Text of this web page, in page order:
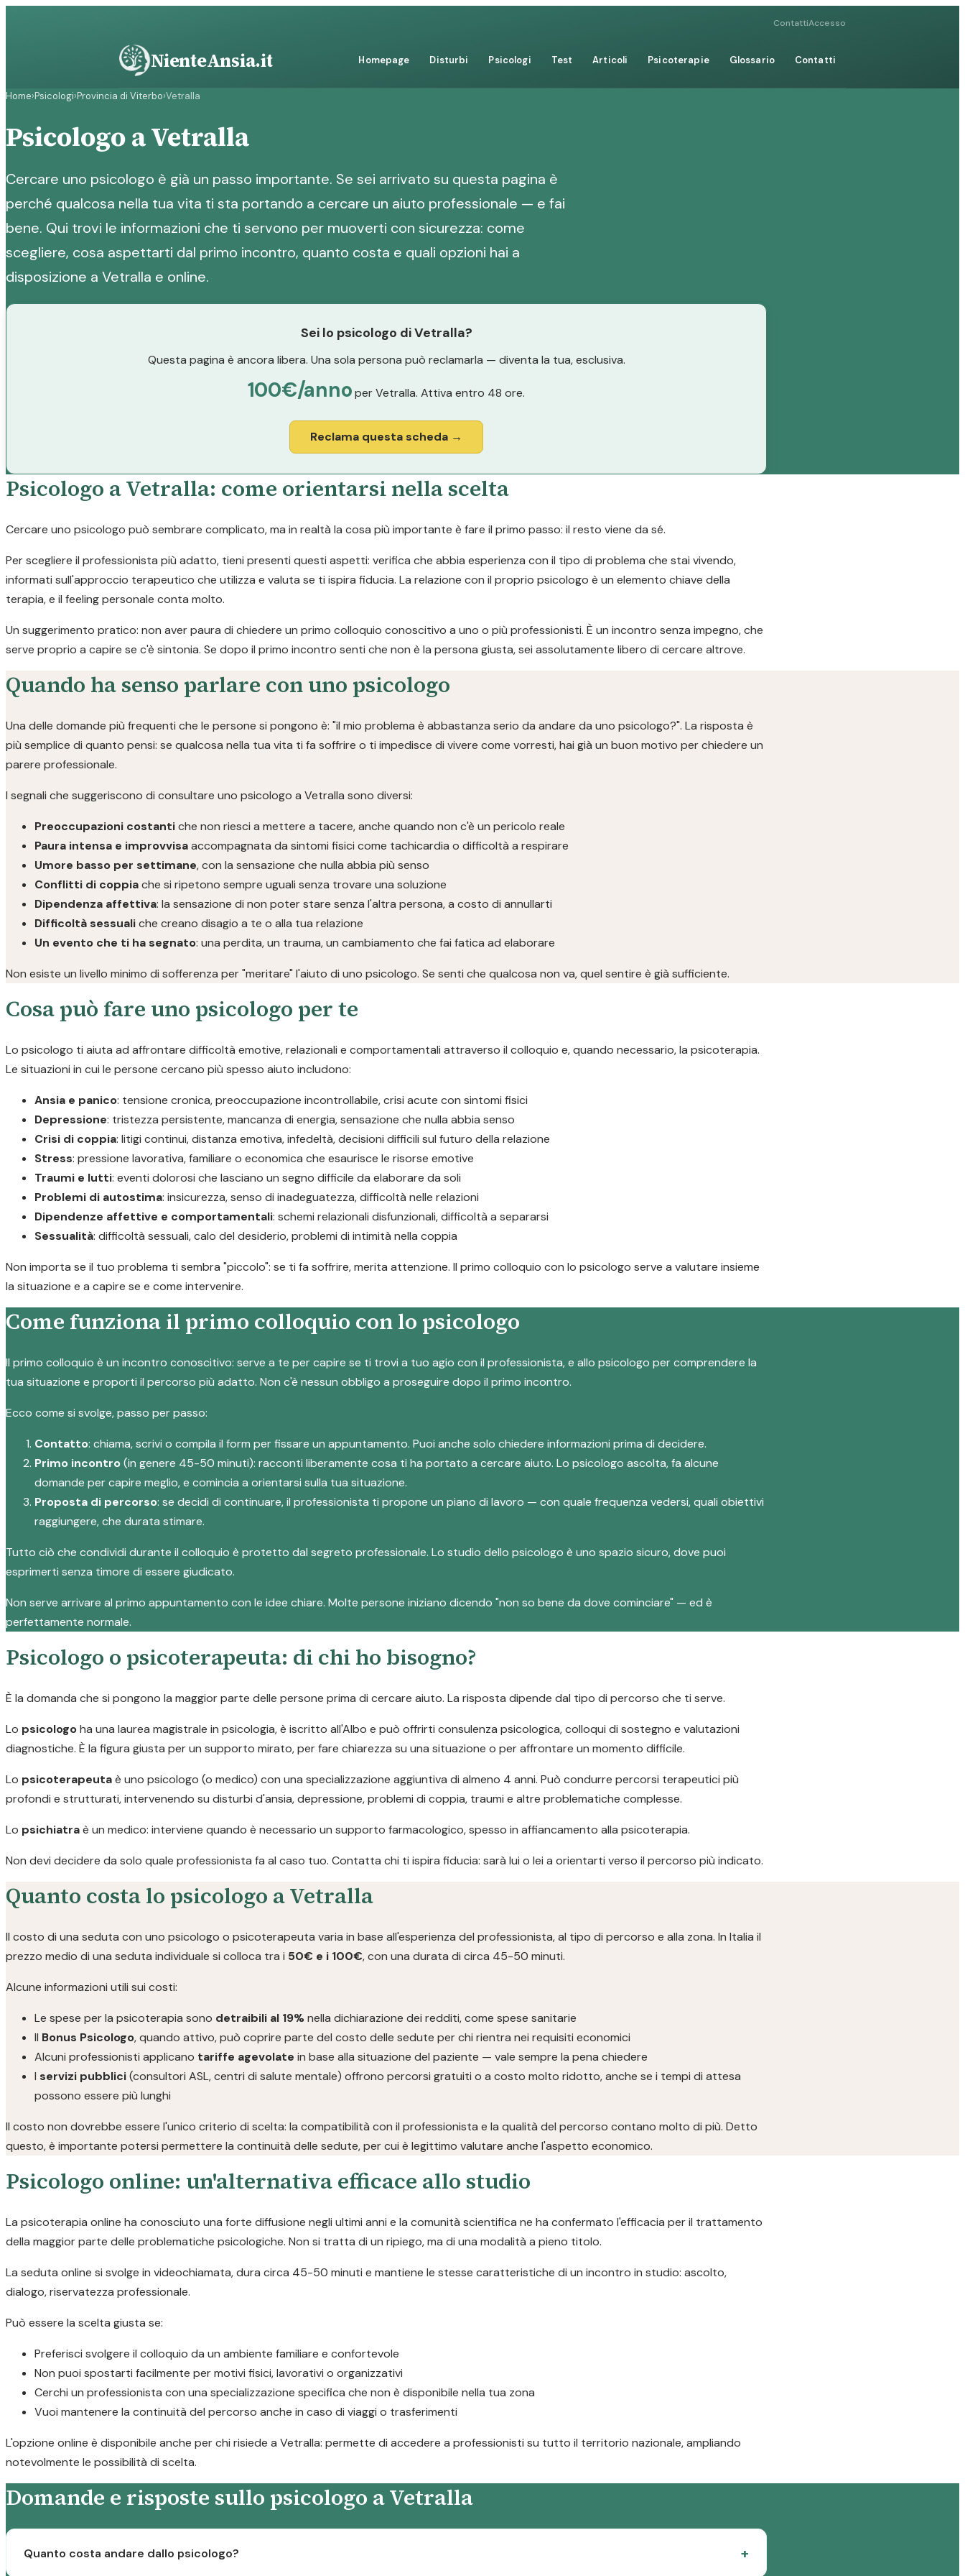
ContattiAccesso
NienteAnsia.it Homepage Disturbi Psicologi Test Articoli Psicoterapie Glossario Contatti
Home›Psicologi›Provincia di Viterbo›Vetralla
Psicologo a Vetralla
Cercare uno psicologo è già un passo importante. Se sei arrivato su questa pagina è
perché qualcosa nella tua vita ti sta portando a cercare un aiuto professionale — e fai
bene. Qui trovi le informazioni che ti servono per muoverti con sicurezza: come
scegliere, cosa aspettarti dal primo incontro, quanto costa e quali opzioni hai a
disposizione a Vetralla e online.
Sei lo psicologo di Vetralla?
Questa pagina è ancora libera. Una sola persona può reclamarla — diventa la tua, esclusiva.
100€/annoper Vetralla. Attiva entro 48 ore.
Reclama questa scheda →
Psicologo a Vetralla: come orientarsi nella scelta
Cercare uno psicologo può sembrare complicato, ma in realtà la cosa più importante è fare il primo passo: il resto viene da sé.
Per scegliere il professionista più adatto, tieni presenti questi aspetti: verifica che abbia esperienza con il tipo di problema che stai vivendo,
informati sull'approccio terapeutico che utilizza e valuta se ti ispira fiducia. La relazione con il proprio psicologo è un elemento chiave della
terapia, e il feeling personale conta molto.
Un suggerimento pratico: non aver paura di chiedere un primo colloquio conoscitivo a uno o più professionisti. È un incontro senza impegno, che
serve proprio a capire se c'è sintonia. Se dopo il primo incontro senti che non è la persona giusta, sei assolutamente libero di cercare altrove.
Quando ha senso parlare con uno psicologo
Una delle domande più frequenti che le persone si pongono è: "il mio problema è abbastanza serio da andare da uno psicologo?". La risposta è
più semplice di quanto pensi: se qualcosa nella tua vita ti fa soffrire o ti impedisce di vivere come vorresti, hai già un buon motivo per chiedere un
parere professionale.
I segnali che suggeriscono di consultare uno psicologo a Vetralla sono diversi:
Preoccupazioni costantiche non riesci a mettere a tacere, anche quando non c'è un pericolo reale
Paura intensa e improvvisaaccompagnata da sintomi fisici come tachicardia o difficoltà a respirare
Umore basso per settimane, con la sensazione che nulla abbia più senso
Conflitti di coppiache si ripetono sempre uguali senza trovare una soluzione
Dipendenza affettiva: la sensazione di non poter stare senza l'altra persona, a costo di annullarti
Difficoltà sessualiche creano disagio a te o alla tua relazione
Un evento che ti ha segnato: una perdita, un trauma, un cambiamento che fai fatica ad elaborare
Non esiste un livello minimo di sofferenza per "meritare" l'aiuto di uno psicologo. Se senti che qualcosa non va, quel sentire è già sufficiente.
Cosa può fare uno psicologo per te
Lo psicologo ti aiuta ad affrontare difficoltà emotive, relazionali e comportamentali attraverso il colloquio e, quando necessario, la psicoterapia.
Le situazioni in cui le persone cercano più spesso aiuto includono:
Ansia e panico: tensione cronica, preoccupazione incontrollabile, crisi acute con sintomi fisici
Depressione: tristezza persistente, mancanza di energia, sensazione che nulla abbia senso
Crisi di coppia: litigi continui, distanza emotiva, infedeltà, decisioni difficili sul futuro della relazione
Stress: pressione lavorativa, familiare o economica che esaurisce le risorse emotive
Traumi e lutti: eventi dolorosi che lasciano un segno difficile da elaborare da soli
Problemi di autostima: insicurezza, senso di inadeguatezza, difficoltà nelle relazioni
Dipendenze affettive e comportamentali: schemi relazionali disfunzionali, difficoltà a separarsi
Sessualità: difficoltà sessuali, calo del desiderio, problemi di intimità nella coppia
Non importa se il tuo problema ti sembra "piccolo": se ti fa soffrire, merita attenzione. Il primo colloquio con lo psicologo serve a valutare insieme
la situazione e a capire se e come intervenire.
Come funziona il primo colloquio con lo psicologo
Il primo colloquio è un incontro conoscitivo: serve a te per capire se ti trovi a tuo agio con il professionista, e allo psicologo per comprendere la
tua situazione e proporti il percorso più adatto. Non c'è nessun obbligo a proseguire dopo il primo incontro.
Ecco come si svolge, passo per passo:
Contatto: chiama, scrivi o compila il form per fissare un appuntamento. Puoi anche solo chiedere informazioni prima di decidere.
Primo incontro(in genere 45-50 minuti): racconti liberamente cosa ti ha portato a cercare aiuto. Lo psicologo ascolta, fa alcune
domande per capire meglio, e comincia a orientarsi sulla tua situazione.
Proposta di percorso: se decidi di continuare, il professionista ti propone un piano di lavoro — con quale frequenza vedersi, quali obiettivi
raggiungere, che durata stimare.
Tutto ciò che condividi durante il colloquio è protetto dal segreto professionale. Lo studio dello psicologo è uno spazio sicuro, dove puoi
esprimerti senza timore di essere giudicato.
Non serve arrivare al primo appuntamento con le idee chiare. Molte persone iniziano dicendo "non so bene da dove cominciare" — ed è
perfettamente normale.
Psicologo o psicoterapeuta: di chi ho bisogno?
È la domanda che si pongono la maggior parte delle persone prima di cercare aiuto. La risposta dipende dal tipo di percorso che ti serve.
Lo psicologoha una laurea magistrale in psicologia, è iscritto all'Albo e può offrirti consulenza psicologica, colloqui di sostegno e valutazioni
diagnostiche. È la figura giusta per un supporto mirato, per fare chiarezza su una situazione o per affrontare un momento difficile.
Lo psicoterapeutaè uno psicologo (o medico) con una specializzazione aggiuntiva di almeno 4 anni. Può condurre percorsi terapeutici più
profondi e strutturati, intervenendo su disturbi d'ansia, depressione, problemi di coppia, traumi e altre problematiche complesse.
Lo psichiatraè un medico: interviene quando è necessario un supporto farmacologico, spesso in affiancamento alla psicoterapia.
Non devi decidere da solo quale professionista fa al caso tuo. Contatta chi ti ispira fiducia: sarà lui o lei a orientarti verso il percorso più indicato.
Quanto costa lo psicologo a Vetralla
Il costo di una seduta con uno psicologo o psicoterapeuta varia in base all'esperienza del professionista, al tipo di percorso e alla zona. In Italia il
prezzo medio di una seduta individuale si colloca tra i 50€ e i 100€, con una durata di circa 45-50 minuti.
Alcune informazioni utili sui costi:
Le spese per la psicoterapia sono detraibili al 19%nella dichiarazione dei redditi, come spese sanitarie
Il Bonus Psicologo, quando attivo, può coprire parte del costo delle sedute per chi rientra nei requisiti economici
Alcuni professionisti applicano tariffe agevolate in base alla situazione del paziente — vale sempre la pena chiedere
I servizi pubblici(consultori ASL, centri di salute mentale) offrono percorsi gratuiti o a costo molto ridotto, anche se i tempi di attesa
possono essere più lunghi
Il costo non dovrebbe essere l'unico criterio di scelta: la compatibilità con il professionista e la qualità del percorso contano molto di più. Detto
questo, è importante potersi permettere la continuità delle sedute, per cui è legittimo valutare anche l'aspetto economico.
Psicologo online: un'alternativa efficace allo studio
La psicoterapia online ha conosciuto una forte diffusione negli ultimi anni e la comunità scientifica ne ha confermato l'efficacia per il trattamento
della maggior parte delle problematiche psicologiche. Non si tratta di un ripiego, ma di una modalità a pieno titolo.
La seduta online si svolge in videochiamata, dura circa 45-50 minuti e mantiene le stesse caratteristiche di un incontro in studio: ascolto,
dialogo, riservatezza professionale.
Può essere la scelta giusta se:
Preferisci svolgere il colloquio da un ambiente familiare e confortevole
Non puoi spostarti facilmente per motivi fisici, lavorativi o organizzativi
Cerchi un professionista con una specializzazione specifica che non è disponibile nella tua zona
Vuoi mantenere la continuità del percorso anche in caso di viaggi o trasferimenti
L'opzione online è disponibile anche per chi risiede a Vetralla: permette di accedere a professionisti su tutto il territorio nazionale, ampliando
notevolmente le possibilità di scelta.
Domande e risposte sullo psicologo a Vetralla
Quanto costa andare dallo psicologo?